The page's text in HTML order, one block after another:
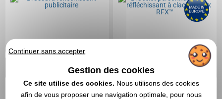
Continuer sans accepter
Gestion des cookies
Ce site utilise des cookies. Nous utilisons des cookies
afin de vous proposer une navigation optimale, pour nous